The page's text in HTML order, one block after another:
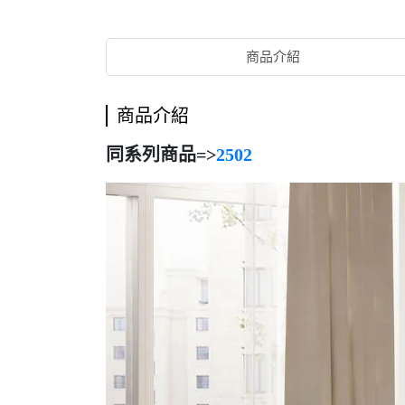
商品介紹
商品介紹
同系列商品=>2502